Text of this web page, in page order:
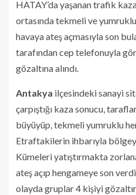
HATAY’da yaşanan trafik
ortasında tekmeli ve
havaya ateş açmasıyla son
tarafından cep telefonuyla
gözaltına alındı.
Antakya ilçesindeki sanayi
çarpıştığı kaza sonucu,
büyüyüp, tekmeli yumruklu
Etraftakilerin ihbarıyla
Kümeleri yatıştırmakta
ateş açıp hengameye son
olayda gruplar 4 kişiyi